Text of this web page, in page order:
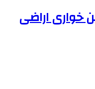
خواری اراضی